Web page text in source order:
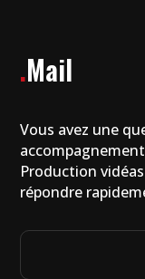
.Mail
Vous avez une
Production
répondre